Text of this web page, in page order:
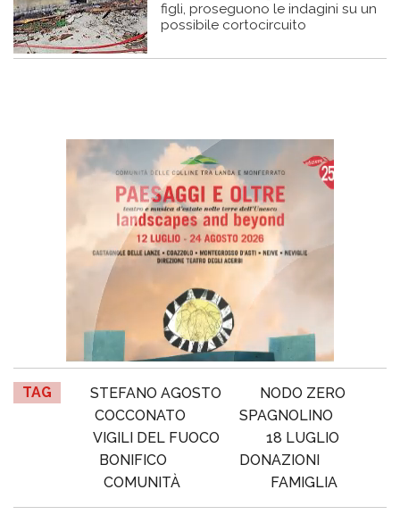
figli, proseguono le indagini su un
possibile cortocircuito
TAG STEFANO AGOSTO
NODO ZERO
COCCONATO
SPAGNOLINO
VIGILI DEL FUOCO
18 LUGLIO
BONIFICO
DONAZIONI
COMUNITÀ
FAMIGLIA